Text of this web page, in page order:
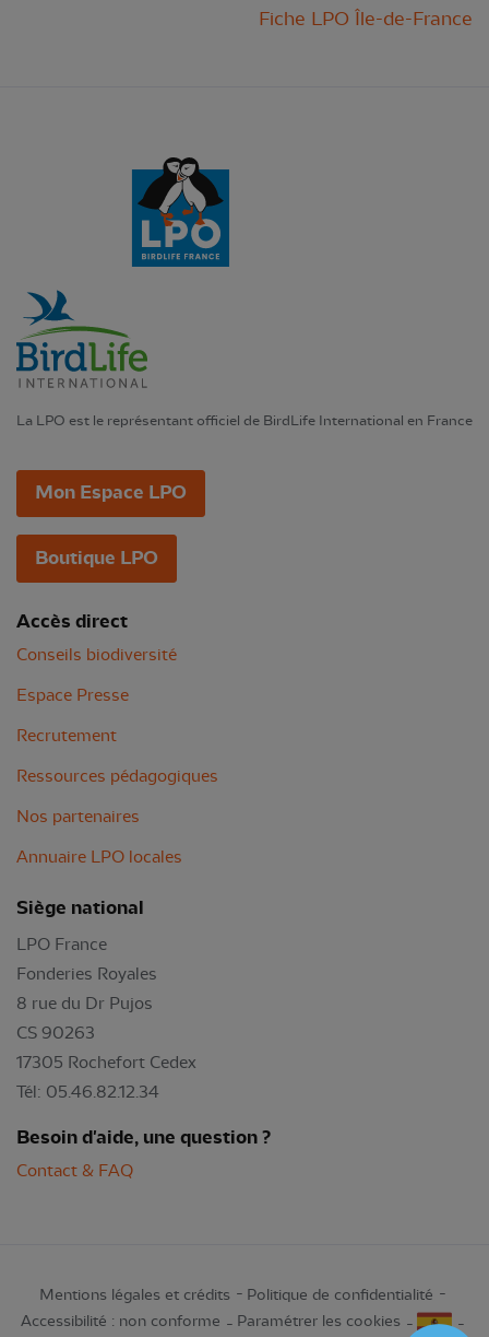
Fiche LPO Île-de-France
La LPO est le représentant officiel de BirdLife International en France
Mon Espace LPO
Boutique LPO
Accès direct
Conseils biodiversité
Espace Presse
Recrutement
Ressources pédagogiques
Nos partenaires
Annuaire LPO locales
Siège national
LPO France
Fonderies Royales
8 rue du Dr Pujos
CS 90263
17305 Rochefort Cedex
Tél: 05.46.82.12.34
Besoin d'aide, une question ?
Contact & FAQ
Mentions légales et crédits
Politique de confidentialité
Accessibilité : non conforme
Paramétrer les cookies